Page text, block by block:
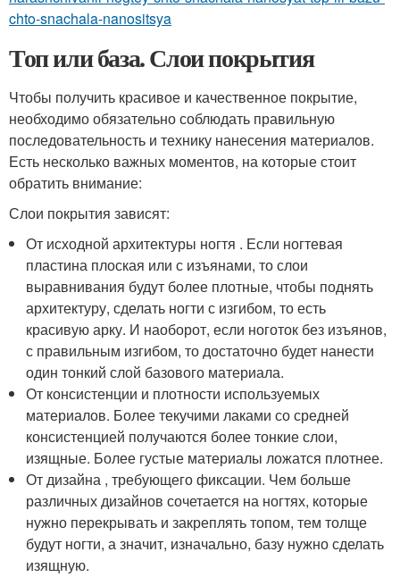
chto-snachala-nanositsya
Топ или база. Слои покрытия
Чтобы получить красивое и качественное покрытие,
необходимо обязательно соблюдать правильную
последовательность и технику нанесения материалов.
Есть несколько важных моментов, на которые стоит
обратить внимание:
Слои покрытия зависят:
От исходной архитектуры ногтя . Если ногтевая
пластина плоская или с изъянами, то слои
выравнивания будут более плотные, чтобы поднять
архитектуру, сделать ногти с изгибом, то есть
красивую арку. И наоборот, если ноготок без изъянов,
с правильным изгибом, то достаточно будет нанести
один тонкий слой базового материала.
От консистенции и плотности используемых
материалов. Более текучими лаками со средней
консистенцией получаются более тонкие слои,
изящные. Более густые материалы ложатся плотнее.
От дизайна , требующего фиксации. Чем больше
различных дизайнов сочетается на ногтях, которые
нужно перекрывать и закреплять топом, тем толще
будут ногти, а значит, изначально, базу нужно сделать
изящную.